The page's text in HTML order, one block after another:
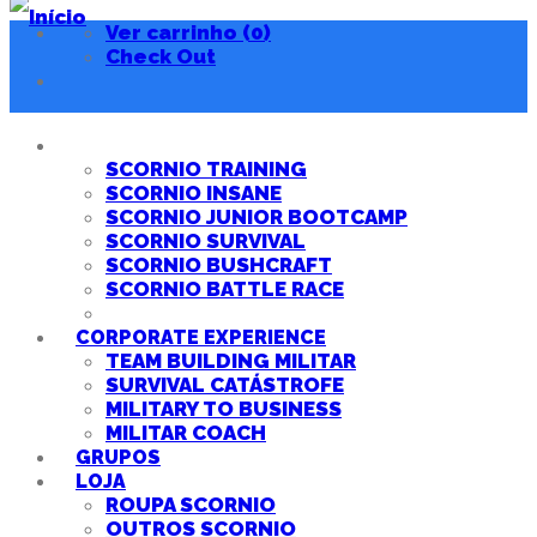
Ver carrinho (0)
Check Out
SCORNIO TRAINING
SCORNIO INSANE
SCORNIO JUNIOR BOOTCAMP
SCORNIO SURVIVAL
SCORNIO BUSHCRAFT
SCORNIO BATTLE RACE
CORPORATE EXPERIENCE
TEAM BUILDING MILITAR
SURVIVAL CATÁSTROFE
MILITARY TO BUSINESS
MILITAR COACH
GRUPOS
LOJA
ROUPA SCORNIO
OUTROS SCORNIO